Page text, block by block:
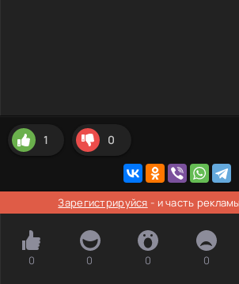
1 0
Зарегистрируйся - и часть
0 0 0 0